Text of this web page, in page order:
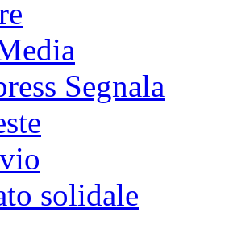
Segnala
solidale